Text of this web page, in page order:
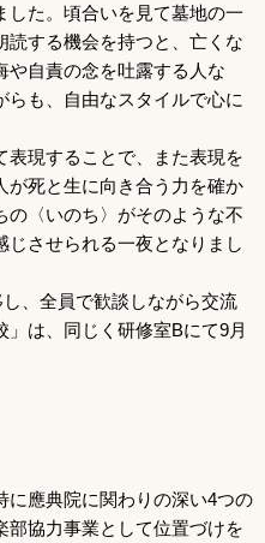
した。頃合いを見て墓地の一
読する機会を持つと、亡くな
や自責の念を吐露する人な
らも、自由なスタイルで心に
表現することで、また表現を
が死と生に向き合う力を確か
の〈いのち〉がそのような不
じさせられる一夜となりまし
、全員で歓談しながら交流
は、同じく研修室Bにて9月
に應典院に関わりの深い4つの
部協力事業として位置づけを